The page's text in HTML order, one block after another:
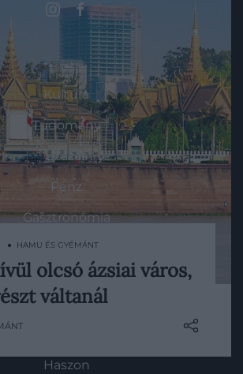
Ázsia, ahol bármit is keresünk,
valamelyik szegletében
akár a nagyvárosi,
itt megtaláljuk a
● HAMU ÉS GYÉMÁNT
olcsó ázsiai város,
váltanál
ROVATOK
Kultúra
Tudomány
Utazás
Pénz
Gasztronómia
Magazin
HG MEDIA
Haszon